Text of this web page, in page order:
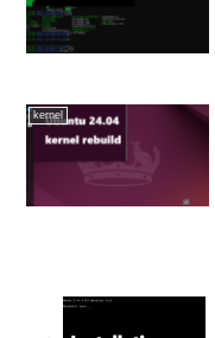
kernel